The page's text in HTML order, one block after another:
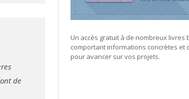
de
Un accès gratuit à de nombreux livres
comportant informations concrètes et
pour avancer sur vos projets.